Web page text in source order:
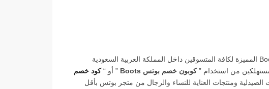
(M4990) هو خدمة موقع بوتس Boots المميزة لكافة المتسوقين داخل المملكة العربية السعودية
من استخدام ”كوبون خصم بوتس Boots ” أو “ كود خصم
ومنتجات العناية للنساء والرجال من متجر بوتس بأقل